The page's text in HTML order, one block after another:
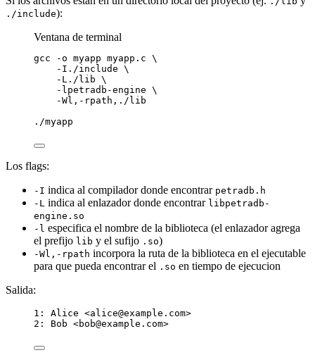
./include):
Ventana de terminal
gcc -o myapp myapp.c \
-I./include \
-L./lib \
-lpetradb-engine \
-Wl,-rpath,./lib
./myapp
Los flags:
-I indica al compilador donde encontrar petradb.h
-L indica al enlazador donde encontrar libpetradb-
engine.so
-l especifica el nombre de la biblioteca (el enlazador agrega
el prefijo lib y el sufijo .so)
-Wl,-rpath incorpora la ruta de la biblioteca en el ejecutable
para que pueda encontrar el .so en tiempo de ejecucion
Salida:
1: Alice <alice@example.com>
2: Bob <bob@example.com>